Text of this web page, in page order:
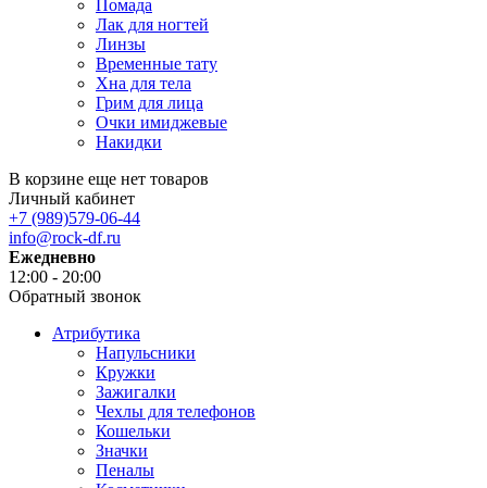
Помада
Лак для ногтей
Линзы
Временные тату
Хна для тела
Грим для лица
Очки имиджевые
Накидки
В корзине еще нет товаров
Личный кабинет
+7 (989)579-06-44
info@rock-df.ru
Ежедневно
12:00 - 20:00
Обратный звонок
Атрибутика
Напульсники
Кружки
Зажигалки
Чехлы для телефонов
Кошельки
Значки
Пеналы